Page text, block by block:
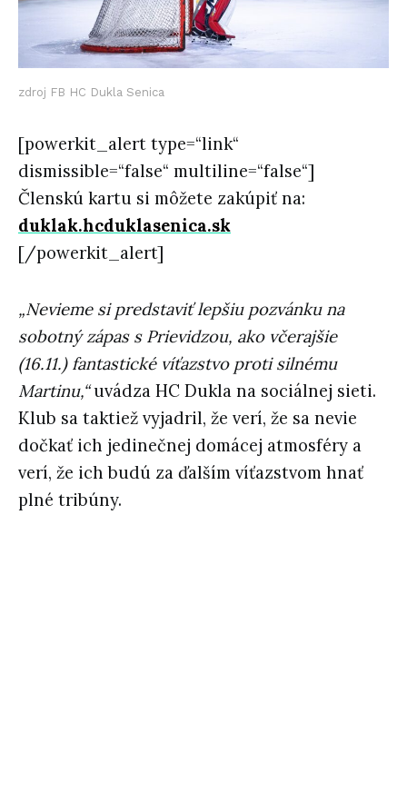
zdroj FB HC Dukla Senica
[powerkit_alert type=“link“
dismissible=“false“ multiline=“false“]
Členskú kartu si môžete zakúpiť na:
duklak.hcduklasenica.sk
[/powerkit_alert]
„Nevieme si predstaviť lepšiu pozvánku na
sobotný zápas s Prievidzou, ako včerajšie
(16.11.) fantastické víťazstvo proti silnému
Martinu,“uvádza HC Dukla na sociálnej sieti.
Klub sa taktiež vyjadril, že verí, že sa nevie
dočkať ich jedinečnej domácej atmosféry a
verí, že ich budú za ďalším víťazstvom hnať
plné tribúny.